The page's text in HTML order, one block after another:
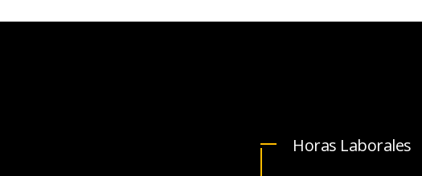
Horas Laborales